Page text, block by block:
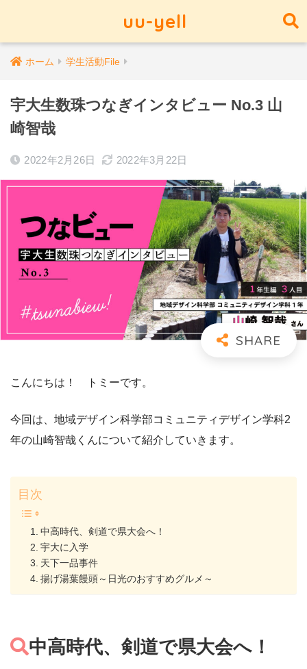
uu-yell
ホーム 学生活動File
宇大生数珠つなぎインタビュー No.3 山
崎智哉
2022年2月26日 2022年3月22日
こんにちは！ トミーです。
今回は、地域デザイン科学部コミュニティデザイン学科2
年の山崎智哉くんについて紹介していきます。
目次
中高時代、剣道で県大会へ！
宇大に入学
天下一品事件
揚げ湯葉饅頭～日光のおすすめグルメ～
中高時代、剣道で県大会へ！